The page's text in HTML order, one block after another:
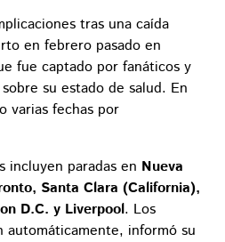
tras una caída
en febrero pasado en
fue captado por fanáticos y
su estado de salud. En
varias fechas por
incluyen paradas en Nueva
Santa Clara (California),
D.C. y Liverpool. Los
automáticamente, informó su